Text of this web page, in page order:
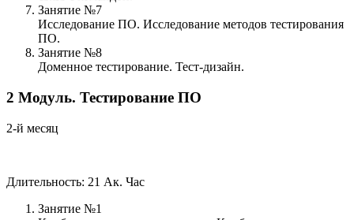
Занятие №7
Исследование ПО. Исследование методов тестирования
ПО.
Занятие №8
Доменное тестирование. Тест-дизайн.
2 Модуль. Тестирование ПО
2-й месяц
Длительность: 21 Ак. Час
Занятие №1